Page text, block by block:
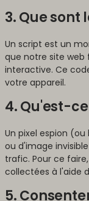
3. Que sont
Un script est un
que notre site
interactive. Ce
votre appareil.
4. Qu'est-
Un pixel espion
ou d'image
trafic. Pour ce
collectées à l'aide
5.